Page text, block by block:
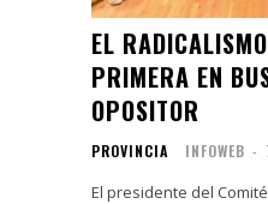
EL
PRIMERA EN
OPOSITOR
PROVINCIA INFOWEB -
El presidente del